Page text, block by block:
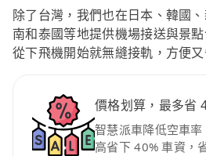
除了台灣，我們也在日本、韓國
南和泰國等地提供機場接送與景
從下飛機開始就無縫接軌，方便又
價格划算，最多省
智慧派車降低空車
高省下 40% 車資，